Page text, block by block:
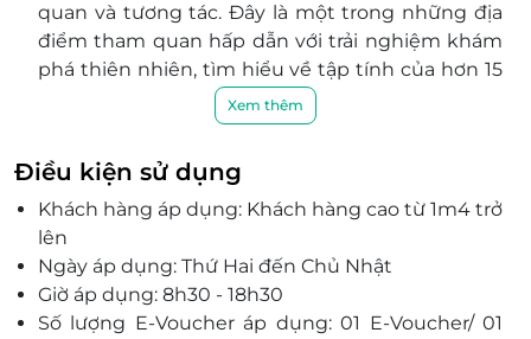
quan và tương tác. Đây là một trong những địa
điểm tham quan hấp dẫn với trải nghiệm khám
phá thiên nhiên, tìm hiểu về tập tính của hơn 15
loài và 200 cá thể động vật.
Đến Tiny Zoo, các du khách không chỉ chụp ảnh,
quan sát các loài thú thân thiện như chuột túi,
nai, thỏ, cừu, ngựa vằn… mà còn có thể tương
tác, tiếp xúc gần và trực tiếp cho thú ăn.
Với đa dạng mô hình như: Mô hình cho cá ăn, mô
hình vườn nho, mô hình rau organic, mô hình cây
ước nguyện, và nhiều địa điểm check in khác
như: Ghế trái tim, ghế mặt trời, bức tường màu
Xem thêm
Điều kiện sử dụng
Khách hàng áp dụng: Khách hàng cao từ 1m4 trở
lên
Ngày áp dụng: Thứ Hai đến Chủ Nhật
Giờ áp dụng: 8h30 - 18h30
Số lượng E-Voucher áp dụng: 01 E-Voucher/ 01